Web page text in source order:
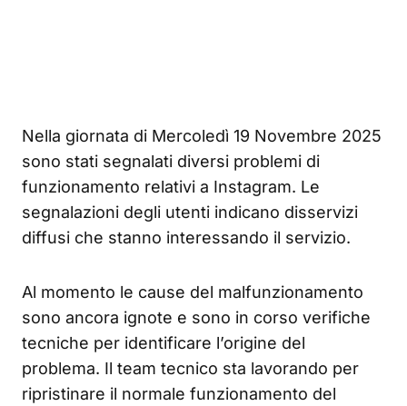
Nella giornata di Mercoledì 19 Novembre 2025
sono stati segnalati diversi problemi di
funzionamento relativi a Instagram. Le
segnalazioni degli utenti indicano disservizi
diffusi che stanno interessando il servizio.
Al momento le cause del malfunzionamento
sono ancora ignote e sono in corso verifiche
tecniche per identificare l’origine del
problema. Il team tecnico sta lavorando per
ripristinare il normale funzionamento del